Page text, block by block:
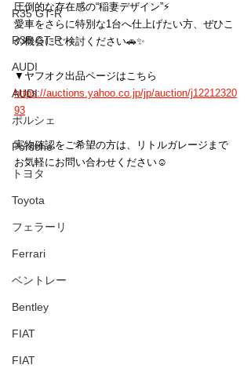
R35 GT-R
R35 GT-R
AUDI
AUDI
ポルシェ
Porsche
トヨタ
Toyota
フェラーリ
Ferrari
ベントレー
Bentley
FIAT
FIAT
圧倒的な存在感の“稲妻デザイン”⚡
愛車をさらに特別な1台へ仕上げたい方、ぜひこ
の機会にご検討ください🚗✨
▼ヤフオク出品ページはこちら
https://auctions.yahoo.co.jp/jp/auction/j12212320
93
実物確認をご希望の方は、リトルガレージまで
お気軽にお問い合わせください☺️